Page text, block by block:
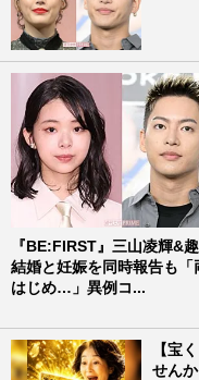
『BE:FIRST』三山凌輝&趣
結婚と妊娠を同時報告も「
はじめ…」異例コ...
【宝
せんか